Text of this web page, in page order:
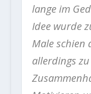
lange im
Idee wurde
Male schien
allerdings